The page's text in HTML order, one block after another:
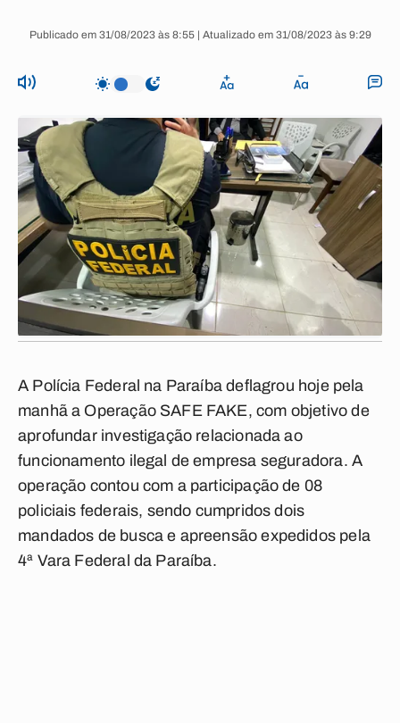
Publicado em 31/08/2023 às 8:55 | Atualizado em 31/08/2023 às 9:29
A Polícia Federal na Paraíba deflagrou hoje pela
manhã a Operação SAFE FAKE, com objetivo de
aprofundar investigação relacionada ao
funcionamento ilegal de empresa seguradora. A
operação contou com a participação de 08
policiais federais, sendo cumpridos dois
mandados de busca e apreensão expedidos pela
4ª Vara Federal da Paraíba.